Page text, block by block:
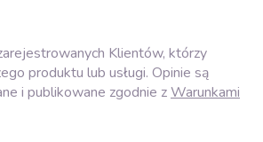
Klientów, którzy
produktu lub usługi. Opinie są
i publikowane zgodnie zWarunkami